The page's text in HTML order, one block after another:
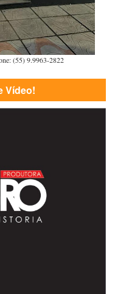
(55) 9.9963-2822
Vídeo!